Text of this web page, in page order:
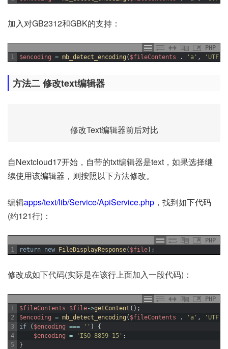
加入对GB2312和GBK的支持：
PHP
1
$encoding = mb_detect_encoding ( $fileContents . 'a' , 'UTF-
方法二 修改text编辑器
修改Text编辑器前后对比
自Nextcloud17开始，自带的txt编辑器是text，如果选择继
续使用该编辑器，则按照以下方法修改。
编辑apps/text/lib/Service/ApiService.php ，找到如下代码
(约121行)：
PHP
1
return new FileDisplayResponse( $file) ;
修改成如下代码(实际是在该行上面加入一段代码)：
PHP
1
2
3
4
5
$fileContents=$file->getContent ( ) ;
$encoding = mb_detect_encoding ( $fileContents . 'a' ,
'UTF-
if
( $encoding === '' )
{
$encoding = 'ISO-8859-15' ;
}